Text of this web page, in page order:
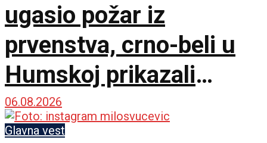
ugasio požar iz
prvenstva, crno-beli u
Humskoj prikazali
najboljih sat vremena u
sezoni!
06.08.2026
Glavna vest